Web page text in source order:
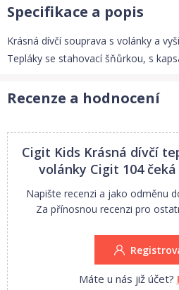
Specifikace a popis
Krásná dívčí souprava s volánky a
Tepláky se stahovací šňůrkou, s
Recenze a hodnocení
Cigit Kids Krásná dívčí
volánky Cigit 104
Napište recenzi a jako odměnu
Za přínosnou recenzi pro
Máte u nás již účet?